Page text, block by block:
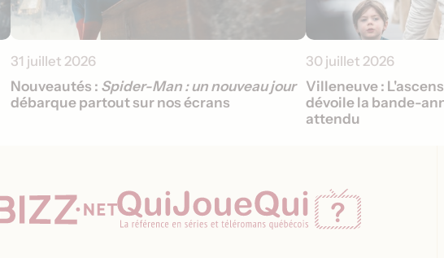
31 juillet 2026
Nouveautés : Spider-Man : un nouveau jour
débarque partout sur nos écrans
30 juillet 2026
Villeneuve :
dévoile la bande-
attendu